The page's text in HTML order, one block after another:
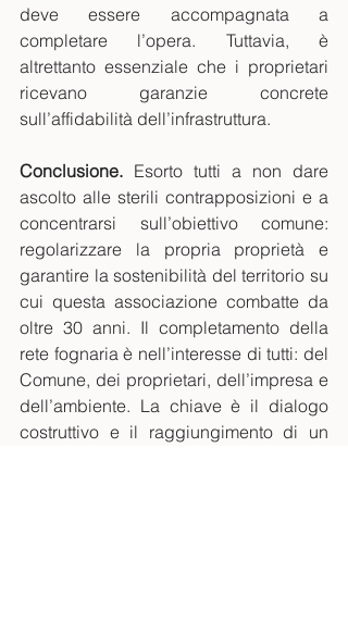
deve essere accompagnata a
completare l’opera. Tuttavia, è
altrettanto essenziale che i proprietari
ricevano garanzie concrete
sull’affidabilità dell’infrastruttura.
Conclusione. Esorto tutti a non dare
ascolto alle sterili contrapposizioni e a
concentrarsi sull’obiettivo comune:
regolarizzare la propria proprietà e
garantire la sostenibilità del territorio su
cui questa associazione combatte da
oltre 30 anni. Il completamento della
rete fognaria è nell’interesse di tutti: del
Comune, dei proprietari, dell’impresa e
dell’ambiente. La chiave è il dialogo
costruttivo e il raggiungimento di un